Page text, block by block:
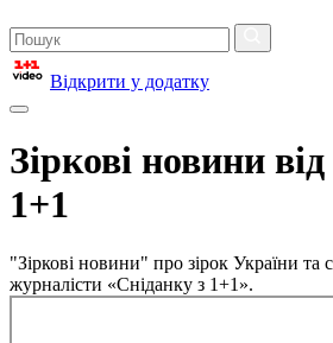
Відкрити у додатку
Зіркові новини
1+1
"Зіркові новини" про зірок України та
журналісти «Сніданку з 1+1».